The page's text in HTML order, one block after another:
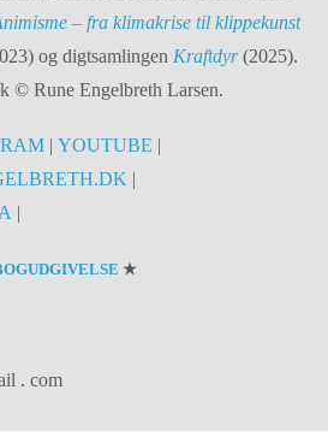
– fra klimakrise til klippekunst
og digtsamlingen Kraftdyr(2025).
© Rune Engelbreth Larsen.
| YOUTUBE |
|
|
★
. com